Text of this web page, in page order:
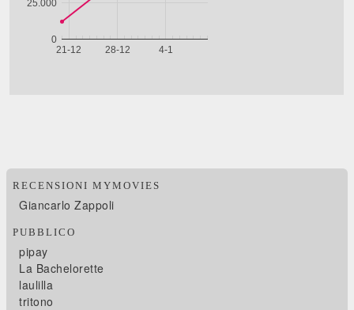
RECENSIONI MYMOVIES
Giancarlo Zappoli
PUBBLICO
pipay
La Bachelorette
laulilla
tritono